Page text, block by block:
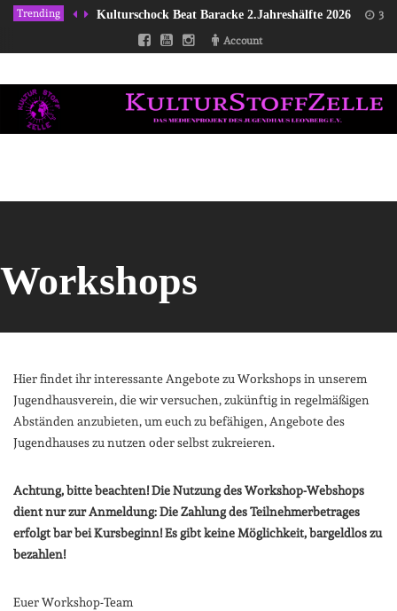
Trending Kulturschock Beat Baracke 2.Jahreshälfte 2026 31/
Account
Workshops
Hier findet ihr interessante Angebote zu Workshops in unserem
Jugendhausverein, die wir versuchen, zukünftig in regelmäßigen
Abständen anzubieten, um euch zu befähigen, Angebote des
Jugendhauses zu nutzen oder selbst zukreieren.
Achtung, bitte beachten! Die Nutzung des Workshop-Webshops
dient nur zur Anmeldung: Die Zahlung des Teilnehmerbetrages
erfolgt bar bei Kursbeginn! Es gibt keine Möglichkeit, bargeldlos zu
bezahlen!
Euer Workshop-Team